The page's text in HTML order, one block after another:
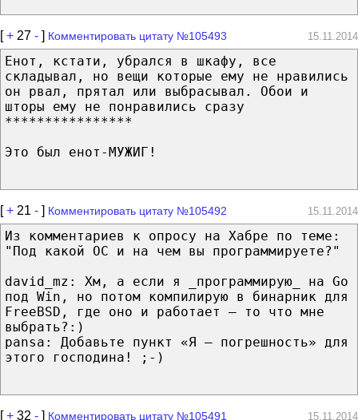
[+ 27 - ] Комментировать цитату №105493 15.11.2014
Енот, кстати, убрался в шкафу, все
складывал, но вещи которые ему не нравились
он рвал, прятал или выбрасывал. Обои и
шторы ему не понравились сразу
****************
Это был енот-МУЖИГ!
[+ 21 - ] Комментировать цитату №105492 15.11.2014
Из комментариев к опросу на Хабре по теме:
"Под какой ОС и на чем вы программируете?"
david_mz: Хм, а если я _программирую_ на Go
под Win, но потом компилирую в бинарник для
FreeBSD, где оно и работает — то что мне
выбрать?:)
pansa: Добавьте пункт «Я — погрешность» для
этого господина! ;-)
[+ 32 - ] Комментировать цитату №105491 15.11.2014